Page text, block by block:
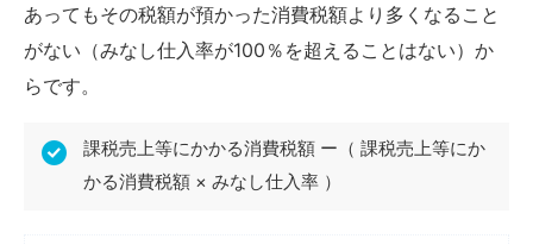
あってもその税額が預かった消費税額より多くなること
がない（みなし仕入率が100％を超えることはない）か
らです。
課税売上等にかかる消費税額 ー（ 課税売上等にか
かる消費税額 × みなし仕入率 ）